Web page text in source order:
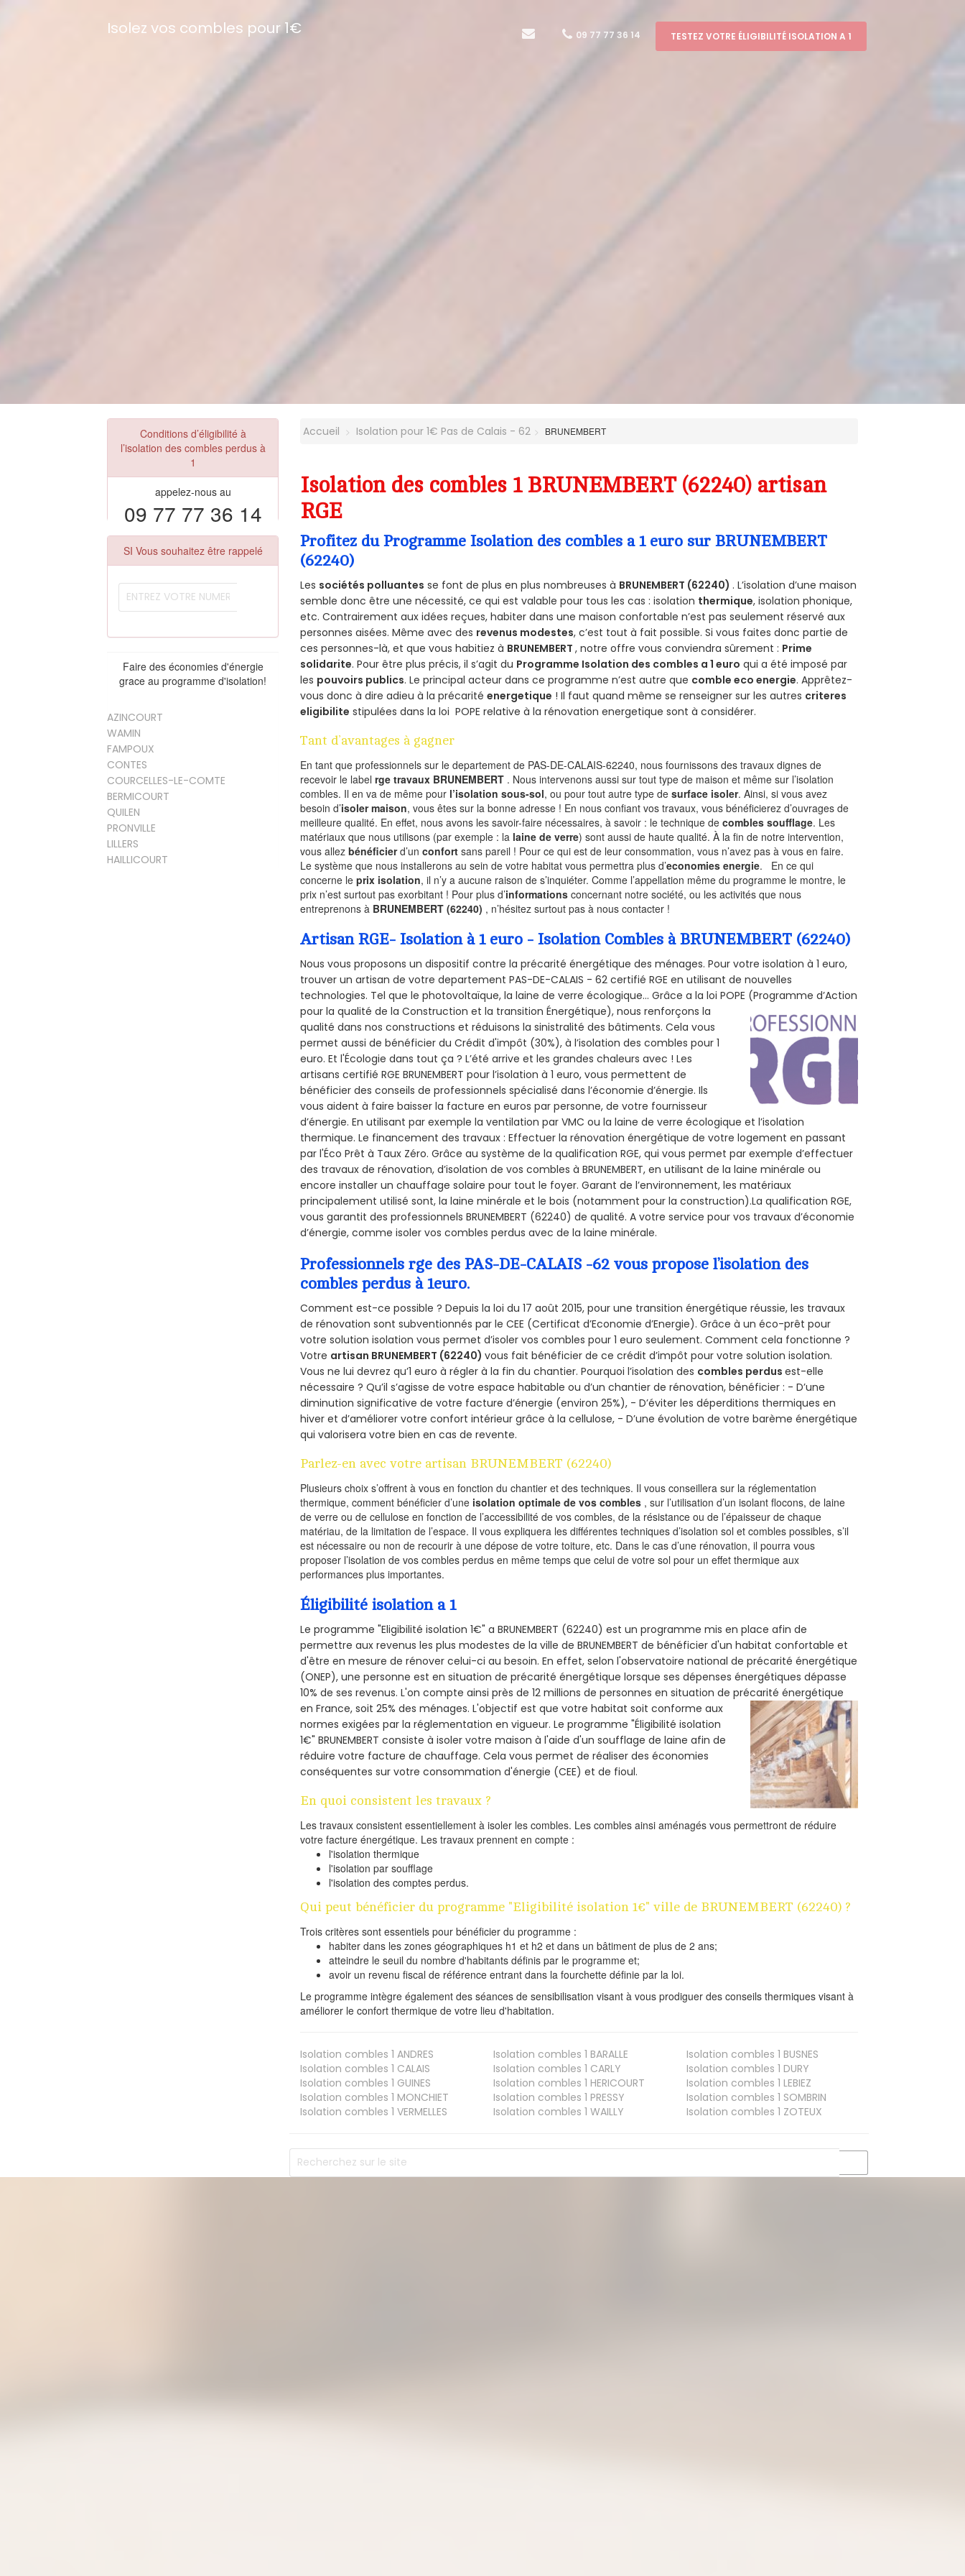
Isolez vos combles pour 1€ 09 77 77 36 14 TESTEZ VOTRE ÉLIGIBILITÉ ISOLATION A 1
Conditions d’éligibilité à
l’isolation des combles perdus à
1
appelez-nous au
09 77 77 36 14
SI Vous souhaitez être rappelé
Faire des économies d'énergie
grace au programme d'isolation!
AZINCOURT
WAMIN
FAMPOUX
CONTES
COURCELLES-LE-COMTE
BERMICOURT
QUILEN
PRONVILLE
LILLERS
HAILLICOURT
Accueil Isolation pour 1€ Pas de Calais - 62 BRUNEMBERT
Isolation des combles 1 BRUNEMBERT (62240) artisan
RGE
Profitez du Programme Isolation des combles a 1 euro sur BRUNEMBERT
(62240)
Les sociétés polluantes se font de plus en plus nombreuses à BRUNEMBERT (62240) . L’isolation d’une maison
semble donc être une nécessité, ce qui est valable pour tous les cas : isolation thermique, isolation phonique,
etc. Contrairement aux idées reçues, habiter dans une maison confortable n’est pas seulement réservé aux
personnes aisées. Même avec des revenus modestes, c’est tout à fait possible. Si vous faites donc partie de
ces personnes-là, et que vous habitiez à BRUNEMBERT, notre offre vous conviendra sûrement : Prime
solidarite. Pour être plus précis, il s’agit du Programme Isolation des combles a 1 euro qui a été imposé par
les pouvoirs publics. Le principal acteur dans ce programme n’est autre que comble eco energie. Apprêtez-
vous donc à dire adieu à la précaritéenergetique ! Il faut quand même se renseigner sur les autres criteres
eligibilite stipulées dans la loi POPE relative à la rénovation energetique sont à considérer.
Tant d’avantages à gagner
En tant que professionnels sur le departement de PAS-DE-CALAIS-62240, nous fournissons des travaux dignes de
recevoir le labelrge travaux BRUNEMBERT . Nous intervenons aussi sur tout type de maison et même sur l’isolation
combles. Il en va de même pour l’isolation sous-sol, ou pour tout autre type desurface isoler. Ainsi, si vous avez
besoin d’isoler maison, vous êtes sur la bonne adresse ! En nous confiant vos travaux, vous bénéficierez d’ouvrages de
meilleure qualité. En effet, nous avons les savoir-faire nécessaires, à savoir : le technique decombles soufflage. Les
matériaux que nous utilisons (par exemple : la laine de verre) sont aussi de haute qualité. À la fin de notre intervention,
vous allezbénéficierd’unconfort sans pareil ! Pour ce qui est de leur consommation, vous n’avez pas à vous en faire.
Le système que nous installerons au sein de votre habitat vous permettra plus d’economies energie. En ce qui
concerne leprix isolation, il n’y a aucune raison de s’inquiéter. Comme l’appellation même du programme le montre, le
prix n’est surtout pas exorbitant ! Pour plus d’informations concernant notre société, ou les activités que nous
entreprenons à BRUNEMBERT (62240) , n’hésitez surtout pas à nous contacter !
Artisan RGE- Isolation à 1 euro - Isolation Combles à BRUNEMBERT (62240)
Nous vous proposons un dispositif contre la précarité énergétique des ménages. Pour votre isolation à 1 euro,
trouver un artisan de votre departement PAS-DE-CALAIS - 62 certifié RGE en utilisant de nouvelles
technologies. Tel que le photovoltaïque, la laine de verre écologique... Grâce a la loi POPE (Programme d’Action
pour la qualité de la Construction et la transition Énergétique), nous renforçons la
qualité dans nos constructions et réduisons la sinistralité des bâtiments. Cela vous
permet aussi de bénéficier du Crédit d'impôt (30%), à l’isolation des combles pour 1
euro. Et l'Écologie dans tout ça ? L’été arrive et les grandes chaleurs avec ! Les
artisans certifié RGE BRUNEMBERT pour l’isolation à 1 euro, vous permettent de
bénéficier des conseils de professionnels spécialisé dans l’économie d’énergie. Ils
vous aident à faire baisser la facture en euros par personne, de votre fournisseur
d’énergie. En utilisant par exemple la ventilation par VMC ou la laine de verre écologique et l’isolation
thermique. Le financement des travaux : Effectuer la rénovation énergétique de votre logement en passant
par l'Éco Prêt à Taux Zéro. Grâce au système de la qualification RGE, qui vous permet par exemple d’effectuer
des travaux de rénovation, d’isolation de vos combles à BRUNEMBERT, en utilisant de la laine minérale ou
encore installer un chauffage solaire pour tout le foyer. Garant de l’environnement, les matériaux
principalement utilisé sont, la laine minérale et le bois (notamment pour la construction).La qualification RGE,
vous garantit des professionnels BRUNEMBERT (62240) de qualité. A votre service pour vos travaux d’économie
d’énergie, comme isoler vos combles perdus avec de la laine minérale.
Professionnels rge des PAS-DE-CALAIS -62 vous propose l’isolation des
combles perdus à 1euro.
Comment est-ce possible ? Depuis la loi du 17 août 2015, pour une transition énergétique réussie, les travaux
de rénovation sont subventionnés par le CEE (Certificat d’Economie d’Energie). Grâce à un éco-prêt pour
votre solution isolation vous permet d’isoler vos combles pour 1 euro seulement. Comment cela fonctionne ?
Votre artisan BRUNEMBERT (62240)vous fait bénéficier de ce crédit d’impôt pour votre solution isolation.
Vous ne lui devrez qu’1 euro à régler à la fin du chantier. Pourquoi l’isolation des combles perdusest-elle
nécessaire ? Qu’il s’agisse de votre espace habitable ou d’un chantier de rénovation, bénéficier : - D’une
diminution significative de votre facture d’énergie (environ 25%), - D’éviter les déperditions thermiques en
hiver et d’améliorer votre confort intérieur grâce à la cellulose, - D’une évolution de votre barème énergétique
qui valorisera votre bien en cas de revente.
Parlez-en avec votre artisan BRUNEMBERT (62240)
Plusieurs choix s’offrent à vous en fonction du chantier et des techniques. Il vous conseillera sur la réglementation
thermique, comment bénéficier d’une isolation optimale de vos combles , sur l’utilisation d’un isolant flocons, de laine
de verre ou de cellulose en fonction de l’accessibilité de vos combles, de la résistance ou de l’épaisseur de chaque
matériau, de la limitation de l’espace. Il vous expliquera les différentes techniques d’isolation sol et combles possibles, s’il
est nécessaire ou non de recourir à une dépose de votre toiture, etc. Dans le cas d’une rénovation, il pourra vous
proposer l’isolation de vos combles perdus en même temps que celui de votre sol pour un effet thermique aux
performances plus importantes.
Éligibilité isolation a 1
Le programme "Eligibilité isolation 1€" a BRUNEMBERT (62240) est un programme mis en place afin de
permettre aux revenus les plus modestes de la ville de BRUNEMBERT de bénéficier d'un habitat confortable et
d'être en mesure de rénover celui-ci au besoin. En effet, selon l'observatoire national de précarité énergétique
(ONEP), une personne est en situation de précarité énergétique lorsque ses dépenses énergétiques dépasse
10% de ses revenus. L'on compte ainsi près de 12 millions de personnes en situation de précarité énergétique
en France, soit 25% des ménages.L'objectif est que votre habitat soit conforme aux
normes exigées par la réglementation en vigueur. Le programme "Éligibilité isolation
1€" BRUNEMBERT consiste à isoler votre maison à l'aide d'un soufflage de laine afin de
réduire votre facture de chauffage. Cela vous permet de réaliser des économies
conséquentes sur votre consommation d'énergie (CEE) et de fioul.
En quoi consistent les travaux ?
Les travaux consistent essentiellement à isoler les combles. Les combles ainsi aménagés vous permettront de réduire
votre facture énergétique. Les travaux prennent en compte :
l'isolation thermique
l'isolation par soufflage
l'isolation des comptes perdus.
Qui peut bénéficier du programme "Eligibilité isolation 1€" ville de BRUNEMBERT (62240) ?
Trois critères sont essentiels pour bénéficier du programme :
habiter dans les zones géographiques h1 et h2 et dans un bâtiment de plus de 2 ans;
atteindre le seuil du nombre d'habitants définis par le programme et;
avoir un revenu fiscal de référence entrant dans la fourchette définie par la loi.
Le programme intègre également des séances de sensibilisation visant à vous prodiguer des conseils thermiques visant à
améliorer le confort thermique de votre lieu d'habitation.
Isolation combles 1 ANDRES Isolation combles 1 BARALLE Isolation combles 1 BUSNES
Isolation combles 1 CALAIS Isolation combles 1 CARLY Isolation combles 1 DURY
Isolation combles 1 GUINES Isolation combles 1 HERICOURT Isolation combles 1 LEBIEZ
Isolation combles 1 MONCHIET Isolation combles 1 PRESSY Isolation combles 1 SOMBRIN
Isolation combles 1 VERMELLES Isolation combles 1 WAILLY Isolation combles 1 ZOTEUX